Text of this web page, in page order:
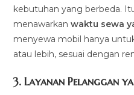
kebutuhan yang berbeda.
menawarkanwaktu sewa
menyewa mobil hanya
atau lebih, sesuai dengan
3.Layanan Pelanggan